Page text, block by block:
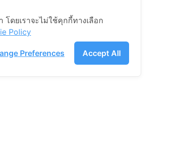
โดยเราจะไม่ใช้คุกกี้ทางเลือก
Policy
Accept All
Preferences